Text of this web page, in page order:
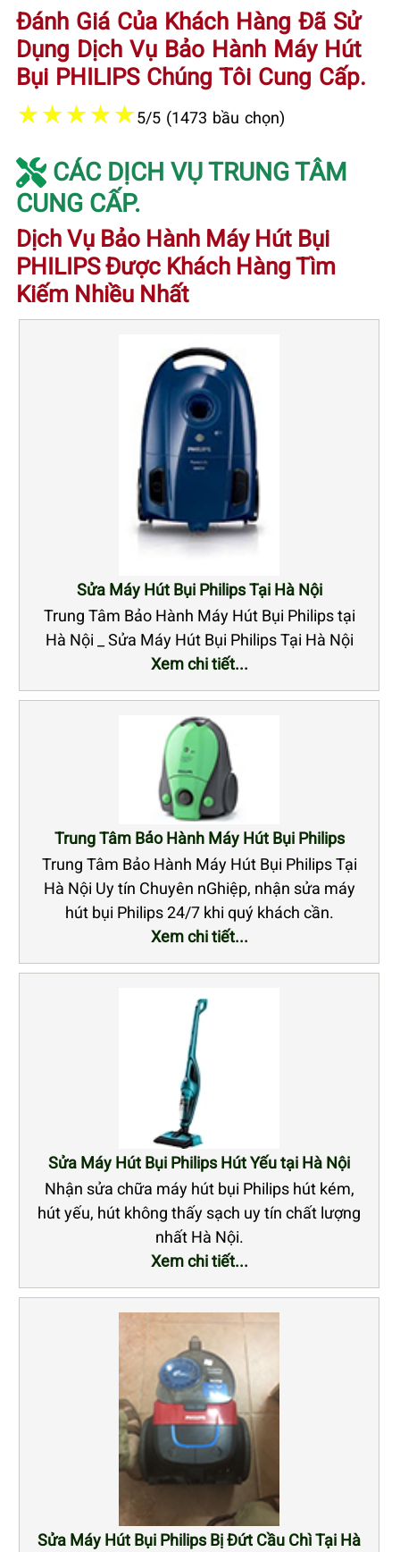
Đánh Giá Của Khách Hàng Đã Sử
Dụng Dịch Vụ Bảo Hành Máy Hút
Bụi PHILIPS Chúng Tôi Cung Cấp.
★★★★★5/5 (1473 bầu chọn)
CÁC DỊCH VỤ TRUNG TÂM
CUNG CẤP.
Dịch Vụ Bảo Hành Máy Hút Bụi
PHILIPS Được Khách Hàng Tìm
Kiếm Nhiều Nhất
Sửa Máy Hút Bụi Philips Tại Hà Nội
Trung Tâm Bảo Hành Máy Hút Bụi Philips tại
Hà Nội _ Sửa Máy Hút Bụi Philips Tại Hà Nội
Xem chi tiết...
Trung Tâm Bảo Hành Máy Hút Bụi Philips
Trung Tâm Bảo Hành Máy Hút Bụi Philips Tại
Hà Nội Uy tín Chuyên nGhiệp, nhận sửa máy
hút bụi Philips 24/7 khi quý khách cần.
Xem chi tiết...
Sửa Máy Hút Bụi Philips Hút Yếu tại Hà Nội
Nhận sửa chữa máy hút bụi Philips hút kém,
hút yếu, hút không thấy sạch uy tín chất lượng
nhất Hà Nội.
Xem chi tiết...
Sửa Máy Hút Bụi Philips Bị Đứt Cầu Chì Tại Hà